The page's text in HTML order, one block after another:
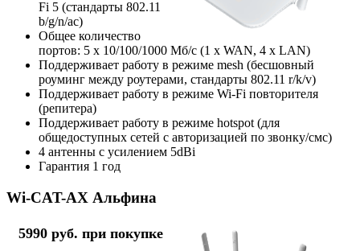
Fi 5 (стандарты 802.11
b/g/n/ac)
Общее количество
портов: 5 х 10/100/1000 Мб/с (1 x WAN, 4 x LAN)
Поддерживает работу в режиме mesh (бесшовный
роуминг между роутерами, стандарты 802.11 r/k/v)
Поддерживает работу в режиме Wi-Fi повторителя
(репитера)
Поддерживает работу в режиме hotspot (для
общедоступных сетей с авторизацией по звонку/смс)
4 антенны с усилением 5dBi
Гарантия 1 год
Wi-CAT-AX Альфина
5990 руб. при покупке